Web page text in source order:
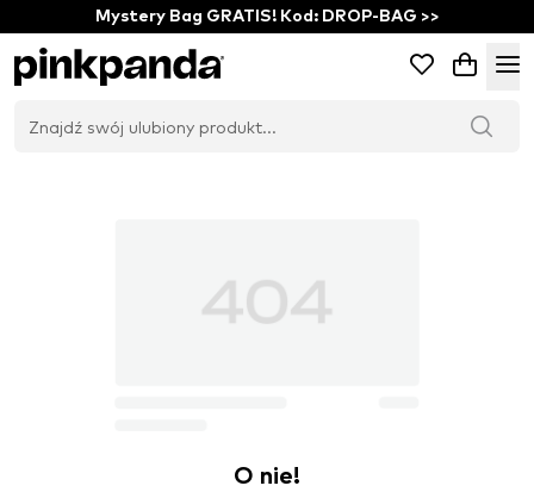
Mystery Bag GRATIS! Kod: DROP-BAG >>
O nie!